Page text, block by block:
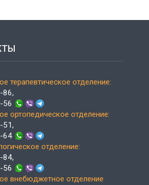
терапевтическое отделение:
86,
56
ортопедическое отделение:
51,
64
отделение:
84,
56
внебюджетное отделение